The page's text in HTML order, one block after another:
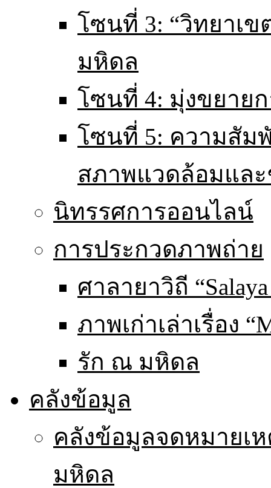
โซนที่ 3: “วิทยาเ
มหิดล
โซนที่ 4: มุ่งขยาย
โซนที่ 5: ความสัม
สภาพแวดล้อมแล
นิทรรศการออนไลน์
การประกวดภาพถ่าย
ศาลายาวิถี
ภาพเก่าเล่าเรื่อง
รัก ณ มหิดล
คลังข้อมูล
คลังข้อมูลจดหมาย
มหิดล